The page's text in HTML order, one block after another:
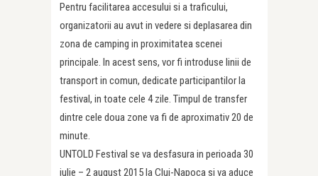
Pentru facilitarea accesului si a traficului,
organizatorii au avut in vedere si deplasarea din
zona de camping in proximitatea scenei
principale. In acest sens, vor fi introduse linii de
transport in comun, dedicate participantilor la
festival, in toate cele 4 zile. Timpul de transfer
dintre cele doua zone va fi de aproximativ 20 de
minute.
UNTOLD Festival se va desfasura in perioada 30
iulie – 2 august 2015 la Cluj-Napoca si va aduce